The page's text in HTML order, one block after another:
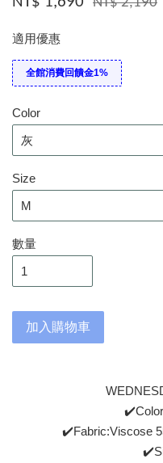
適用優惠
全館消費回饋金1%
Color
Size
數量
加入購物車
✔️Fabric:Viscose